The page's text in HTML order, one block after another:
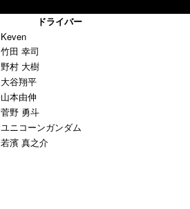
ドライバー
Keven
竹田 幸司
野村 大樹
大谷翔平
山本由伸
菅野 勇斗
ユニコーンガンダム
若濱 真之介